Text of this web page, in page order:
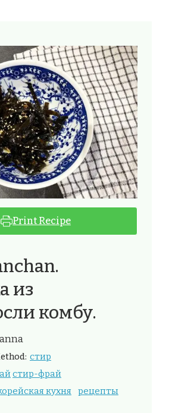
Print Recipe
из
комбу.
стир
стир-фрай
кухня рецепты